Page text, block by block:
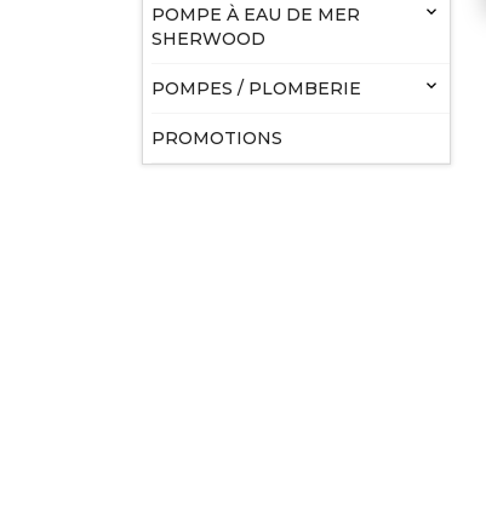
POMPE À EAU DE MER
SHERWOOD

POMPES / PLOMBERIE 
PROMOTIONS